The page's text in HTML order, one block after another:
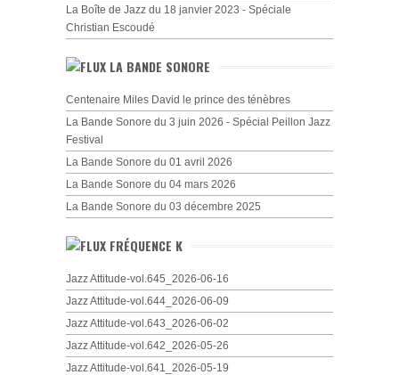
La Boîte de Jazz du 18 janvier 2023 - Spéciale
Christian Escoudé
LA BANDE SONORE
Centenaire Miles David le prince des ténèbres
La Bande Sonore du 3 juin 2026 - Spécial Peillon Jazz
Festival
La Bande Sonore du 01 avril 2026
La Bande Sonore du 04 mars 2026
La Bande Sonore du 03 décembre 2025
FRÉQUENCE K
Jazz Attitude-vol.645_2026-06-16
Jazz Attitude-vol.644_2026-06-09
Jazz Attitude-vol.643_2026-06-02
Jazz Attitude-vol.642_2026-05-26
Jazz Attitude-vol.641_2026-05-19